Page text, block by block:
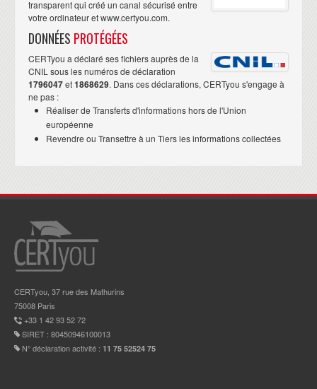
transparent qui créé un canal sécurisé entre
votre ordinateur et www.certyou.com.
DONNÉES PROTÉGÉES
CERTyou a déclaré ses fichiers auprès de la
CNIL sous les numéros de déclaration
1796047et1868629. Dans ces déclarations, CERTyou s'engage à
ne pas :
Réaliser de Transferts d'informations hors de l'Union
européenne
Revendre ou Transettre à un Tiers les informations collectées
CERTyou, 37 rue des Mathurins
75008 Paris
+33 1 42 93 52 72
SIRET : 80450946100013
N° déclaration activité : 11 75 52524 75